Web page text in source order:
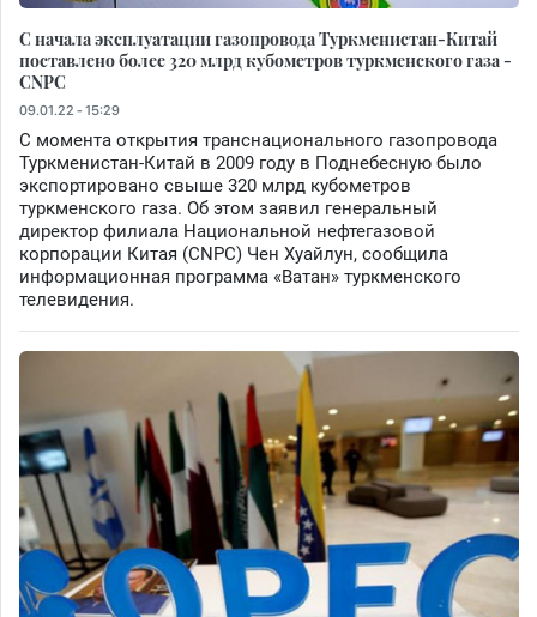
С начала эксплуатации газопровода Туркменистан-Китай
поставлено более 320 млрд кубометров туркменского газа -
CNPC
09.01.22 - 15:29
С момента открытия транснационального газопровода
Туркменистан-Китай в 2009 году в Поднебесную было
экспортировано свыше 320 млрд кубометров
туркменского газа. Об этом заявил генеральный
директор филиала Национальной нефтегазовой
корпорации Китая (CNPC) Чен Хуайлун, сообщила
информационная программа «Ватан» туркменского
телевидения.